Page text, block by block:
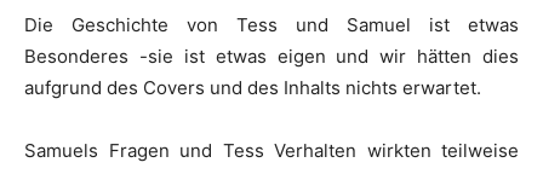
Die Geschichte von Tess und Samuel ist etwas
Besonderes -sie ist etwas eigen und wir hätten dies
aufgrund des Covers und des Inhalts nichts erwartet.
Samuels Fragen und Tess Verhalten wirkten teilweise